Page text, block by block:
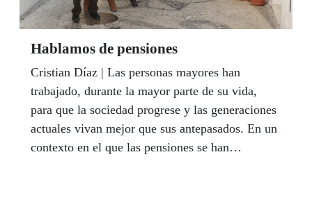
Hablamos de pensiones
Cristian Díaz | Las personas mayores han
trabajado, durante la mayor parte de su vida,
para que la sociedad progrese y las generaciones
actuales vivan mejor que sus antepasados. En un
contexto en el que las pensiones se han